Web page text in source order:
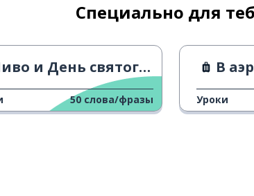
Специально для
и День святого Патрика
50 слова/фразы
В
Уроки